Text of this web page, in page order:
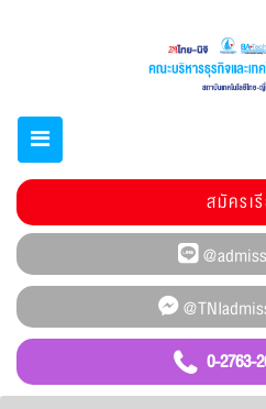
0-2763-
สมัครเ